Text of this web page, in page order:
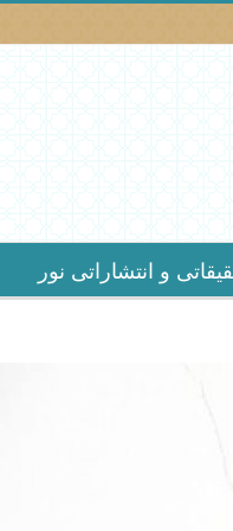
و انتشاراتى نور